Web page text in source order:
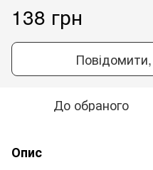
138 грн
До обраного
Опис